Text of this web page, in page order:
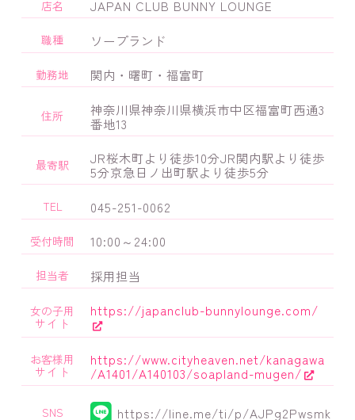
店名 JAPAN CLUB BUNNY LOUNGE
職種 ソープランド
勤務地 関内・曙町・福富町
住所
神奈川県神奈川県横浜市中区福富町西通3
番地13
最寄駅
JR桜木町より徒歩10分JR関内駅より徒歩
5分京急日ノ出町駅より徒歩5分
TEL 045-251-0062
受付時間 10:00～24:00
担当者 採用担当
女の子用
サイト
https://japanclub-bunnylounge.com/
お客様用
サイト
https://www.cityheaven.net/kanagawa
/A1401/A140103/soapland-mugen/
SNS https://line.me/ti/p/AJPg2Pwsmk